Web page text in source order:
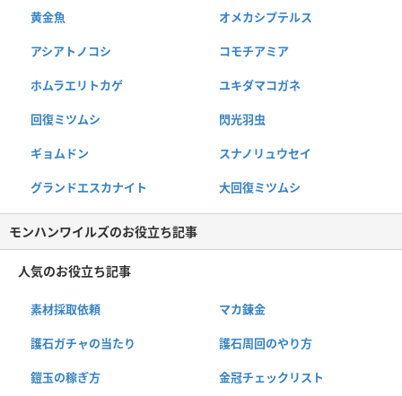
黄金魚 オメカシプテルス
アシアトノコシ コモチアミア
ホムラエリトカゲ ユキダマコガネ
回復ミツムシ 閃光羽虫
ギョムドン スナノリュウセイ
グランドエスカナイト 大回復ミツムシ
モンハンワイルズのお役立ち記事
人気のお役立ち記事
素材採取依頼 マカ錬金
護石ガチャの当たり 護石周回のやり方
鎧玉の稼ぎ方 金冠チェックリスト